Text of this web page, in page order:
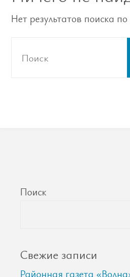
Нет результатов поиска по
Поиск
Свежие записи
Районная газета